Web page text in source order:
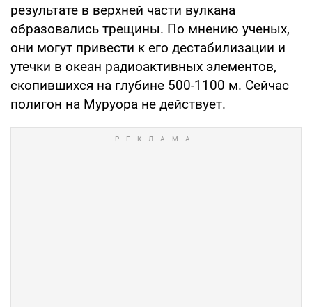
результате в верхней части вулкана
образовались трещины. По мнению ученых,
они могут привести к его дестабилизации и
утечки в океан радиоактивных элементов,
скопившихся на глубине 500-1100 м. Сейчас
полигон на Муруора не действует.